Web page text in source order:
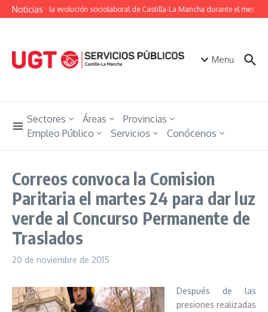
Saltar al contenido
Noticias
Conoce la evolución sociolaboral de Castilla-La Mancha durante el mes de
Menu
Sectores Áreas
Provincias
Empleo Público
Servicios Conócenos
Correos convoca la Comision
Paritaria el martes 24 para dar luz
verde al Concurso Permanente de
Traslados
20 de noviembre de 2015
Después de las
presiones realizadas